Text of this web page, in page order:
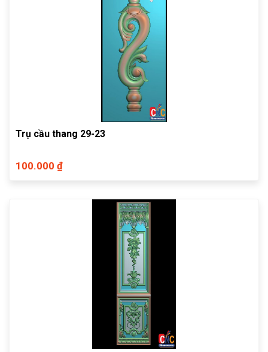
Trụ cầu thang 29-23
100.000 ₫